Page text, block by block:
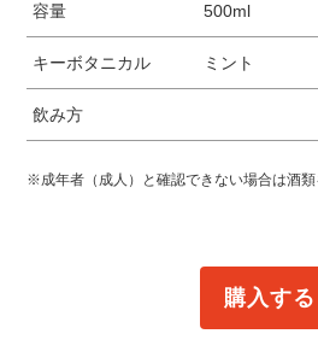
容量 500ml
キーボタニカル ミント
飲み方
※成年者（成人）と確認できない場合は酒
購入する